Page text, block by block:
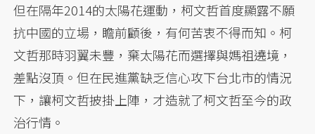
但在隔年2014的太陽花運動，柯文哲首度顯露不願
抗中國的立場，瞻前顧後，有何苦衷不得而知。柯
文哲那時羽翼未豐，棄太陽花而選擇與媽祖遶境，
差點沒頂。但在民進黨缺乏信心攻下台北市的情況
下，讓柯文哲披掛上陣，才造就了柯文哲至今的政
治行情。